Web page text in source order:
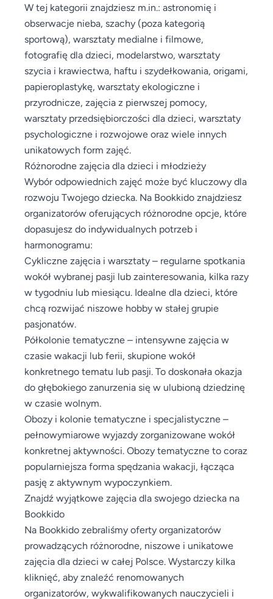
W tej kategorii znajdziesz m.in.: astronomię i
obserwacje nieba, szachy (poza kategorią
sportową), warsztaty medialne i filmowe,
fotografię dla dzieci, modelarstwo, warsztaty
szycia i krawiectwa, haftu i szydełkowania, origami,
papieroplastykę, warsztaty ekologiczne i
przyrodnicze, zajęcia z pierwszej pomocy,
warsztaty przedsiębiorczości dla dzieci, warsztaty
psychologiczne i rozwojowe oraz wiele innych
unikatowych form zajęć.
Różnorodne zajęcia dla dzieci i młodzieży
Wybór odpowiednich zajęć może być kluczowy dla
rozwoju Twojego dziecka. Na Bookkido znajdziesz
organizatorów oferujących różnorodne opcje, które
dopasujesz do indywidualnych potrzeb i
harmonogramu:
Cykliczne zajęcia i warsztaty – regularne spotkania
wokół wybranej pasji lub zainteresowania, kilka razy
w tygodniu lub miesiącu. Idealne dla dzieci, które
chcą rozwijać niszowe hobby w stałej grupie
pasjonatów.
Półkolonie tematyczne – intensywne zajęcia w
czasie wakacji lub ferii, skupione wokół
konkretnego tematu lub pasji. To doskonała okazja
do głębokiego zanurzenia się w ulubioną dziedzinę
w czasie wolnym.
Obozy i kolonie tematyczne i specjalistyczne –
pełnowymiarowe wyjazdy zorganizowane wokół
konkretnej aktywności. Obozy tematyczne to coraz
popularniejsza forma spędzania wakacji, łącząca
pasję z aktywnym wypoczynkiem.
Znajdź wyjątkowe zajęcia dla swojego dziecka na
Bookkido
Na Bookkido zebraliśmy oferty organizatorów
prowadzących różnorodne, niszowe i unikatowe
zajęcia dla dzieci w całej Polsce. Wystarczy kilka
kliknięć, aby znaleźć renomowanych
organizatorów, wykwalifikowanych nauczycieli i